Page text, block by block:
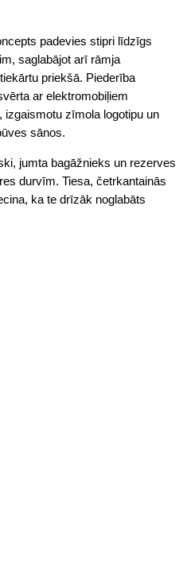
padevies stipri līdzīgs
saglabājot arī rāmja
priekšā. Piederība
ar elektromobiļiem
izgaismotu zīmola logotipu un
sānos.
jumta bagāžnieks un rezerves
durvīm. Tiesa, četrkantainās
ka te drīzāk noglabāts